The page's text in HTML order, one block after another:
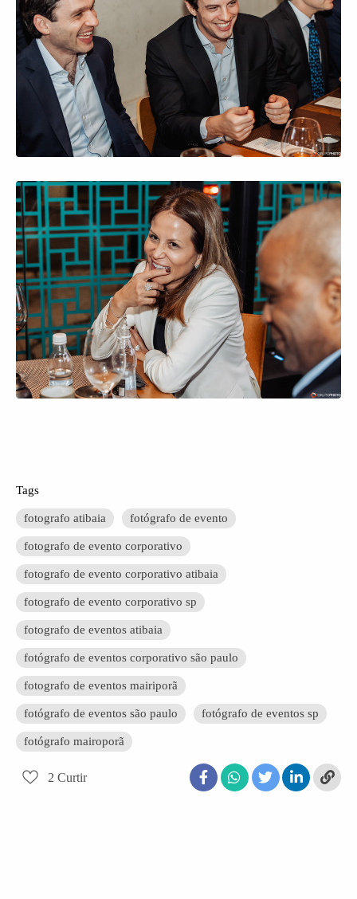
Tags
fotografo atibaia fotógrafo de evento
fotografo de evento corporativo
fotografo de evento corporativo atibaia
fotografo de evento corporativo sp
fotografo de eventos atibaia
fotógrafo de eventos corporativo são paulo
fotografo de eventos mairiporã
fotógrafo de eventos são paulo fotógrafo de eventos sp
fotógrafo mairoporã
2 Curtir